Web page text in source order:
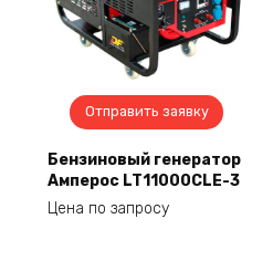
Отправить заявку
Бензиновый генератор
Амперос LT11000CLE-3
Цена по запросу